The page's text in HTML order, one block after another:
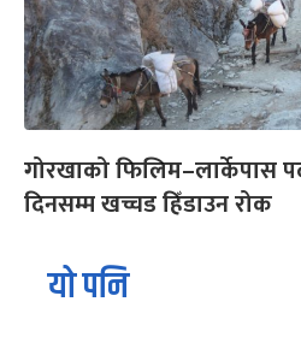
गोरखाको फिलिम–लार्केपास
दिनसम्म खच्चड हिँडाउन रोक
यो पनि